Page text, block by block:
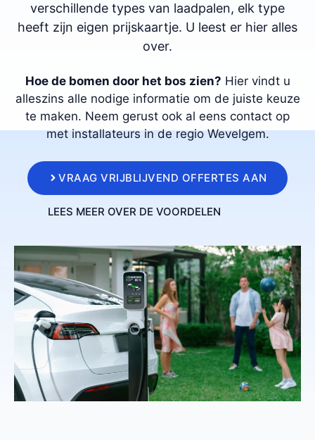
verschillende types van laadpalen, elk type
heeft zijn eigen prijskaartje. U leest er hier alles
over.
Hoe de bomen door het bos zien? Hier vindt u
alleszins alle nodige informatie om de juiste keuze
te maken. Neem gerust ook al eens contact op
met installateurs in de regio Wevelgem.
VRAAG VRIJBLIJVEND OFFERTES AAN
LEES MEER OVER DE VOORDELEN